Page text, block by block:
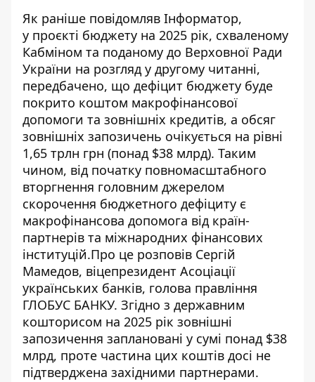
Як раніше повідомляв Інформатор,
у проєкті бюджету на 2025 рік, схваленому
Кабміном та поданому до Верховної Ради
України на розгляд у другому читанні,
передбачено, що дефіцит бюджету буде
покрито коштом макрофінансової
допомоги та зовнішніх кредитів, а обсяг
зовнішніх запозичень очікується на рівні
1,65 трлн грн (понад $38 млрд). Таким
чином, від початку повномасштабного
вторгнення головним джерелом
скорочення бюджетного дефіциту є
макрофінансова допомога від країн-
партнерів та міжнародних фінансових
інституцій.Про це розповів Сергій
Мамедов, віцепрезидент Асоціації
українських банків, голова правління
ГЛОБУС БАНКУ. Згідно з державним
кошторисом на 2025 рік зовнішні
запозичення заплановані у сумі понад $38
млрд, проте частина цих коштів досі не
підтверджена західними партнерами.